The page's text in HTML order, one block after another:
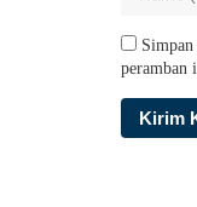
peramban